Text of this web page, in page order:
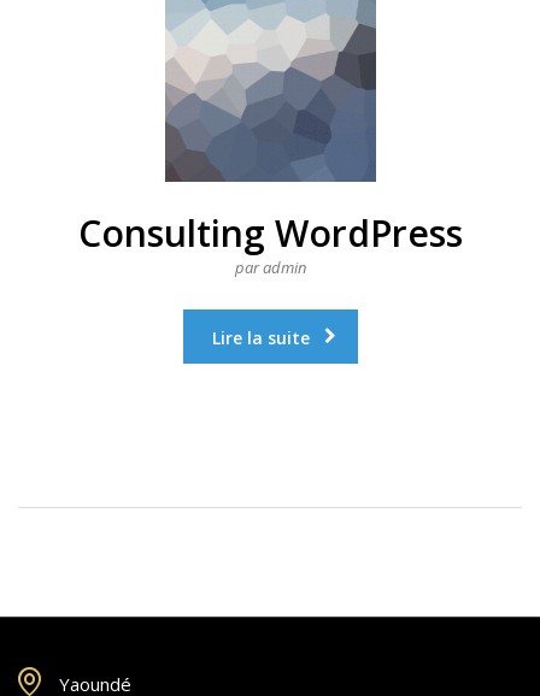
Consulting WordPress
par admin
Lire la suite
Yaoundé